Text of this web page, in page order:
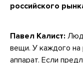
российского
Павел Калист:
вещи. У каждого
аппарат. Если